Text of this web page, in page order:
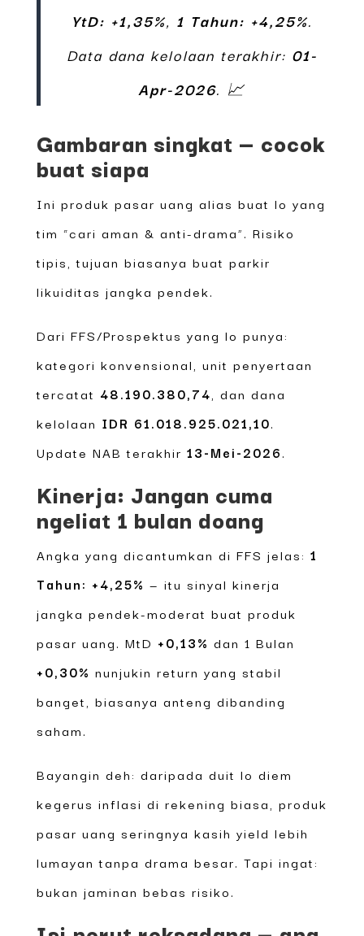
YtD: +1,35%, 1 Tahun: +4,25%.
Data dana kelolaan terakhir: 01-
Apr-2026. 📈
Gambaran singkat — cocok
buat siapa
Ini produk pasar uang alias buat lo yang
tim “cari aman & anti-drama”. Risiko
tipis, tujuan biasanya buat parkir
likuiditas jangka pendek.
Dari FFS/Prospektus yang lo punya:
kategori konvensional, unit penyertaan
tercatat 48.190.380,74 , dan dana
kelolaan IDR 61.018.925.021,10.
Update NAB terakhir 13-Mei-2026.
Kinerja: Jangan cuma
ngeliat 1 bulan doang
Angka yang dicantumkan di FFS jelas: 1
Tahun: +4,25% — itu sinyal kinerja
jangka pendek-moderat buat produk
pasar uang. MtD +0,13% dan 1 Bulan
+0,30% nunjukin return yang stabil
banget, biasanya anteng dibanding
saham.
Bayangin deh: daripada duit lo diem
kegerus inflasi di rekening biasa, produk
pasar uang seringnya kasih yield lebih
lumayan tanpa drama besar. Tapi ingat:
bukan jaminan bebas risiko.